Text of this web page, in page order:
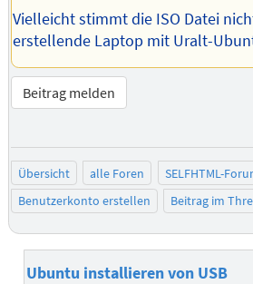
Vielleicht stimmt die ISO Datei
erstellende Laptop mit Uralt-
Beitrag melden
Übersicht alle Foren SELFHTML-
Benutzerkonto erstellen
Beitrag im
Ubuntu installieren von USB